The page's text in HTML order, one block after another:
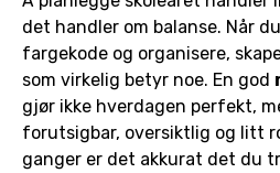
det handler om balanse. Når
fargekode og organisere,
som virkelig betyr noe. En god
gjør ikke hverdagen perfekt,
forutsigbar, oversiktlig og litt
ganger er det akkurat det du